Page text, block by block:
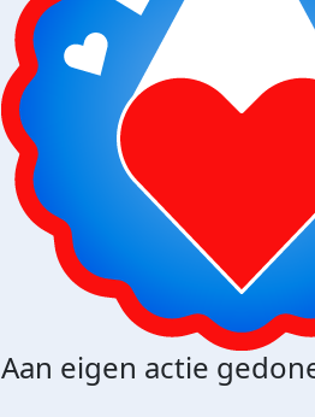
Aan eigen actie